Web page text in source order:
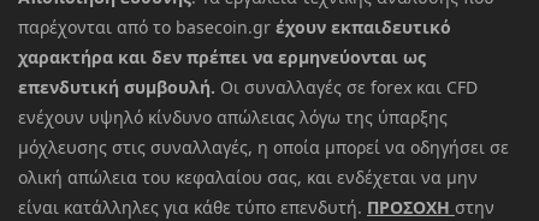
παρέχονται από το basecoin.gr έχουν εκπαιδευτικό
χαρακτήρα και δεν πρέπει να ερμηνεύονται ως
επενδυτική συμβουλή. Οι συναλλαγές σε forex και CFD
ενέχουν υψηλό κίνδυνο απώλειας λόγω της ύπαρξης
μόχλευσης στις συναλλαγές, η οποία μπορεί να οδηγήσει σε
ολική απώλεια του κεφαλαίου σας, και ενδέχεται να μην
είναι κατάλληλες για κάθε τύπο επενδυτή. ΠΡΟΣΟΧΗ στην